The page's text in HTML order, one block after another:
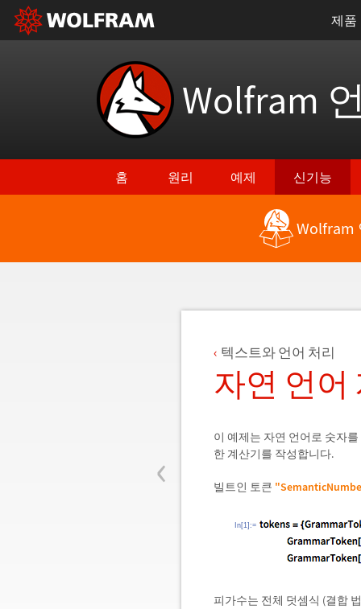
제품
Wolfram
홈 원리 예제 신기능
Wolfram
‹
텍스트와 언어 처리
자연 언어
이 예제는 자연 언어로 숫자
한 계산기를 작성합니다.
빌트인 토큰
In[1]:=
피가수는 전체 덧셈식 (결합